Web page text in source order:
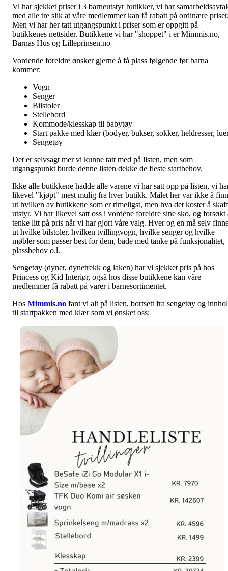
Vi har sjekket priser i 3 barneutstyr butikker, vi har
med alle tre slik at våre medlemmer kan få rabatt på ordinære
Men vi har her tatt utgangspunkt i priser som er oppgitt på
butikkenes nettsider. Butikkene vi har "shoppet" i er Mimmis.no,
Barnas Hus og Lilleprinsen.no
Vordende foreldre ønsker gjerne å få plass følgende før barna
kommer:
Vogn
Senger
Bilstoler
Stellebord
Kommode/klesskap til babytøy
Start pakke med klær (bodyer, bukser, sokker, heldresser,
Sengetøy
Det er selvsagt mer vi kunne tatt med på listen, men som
utgangspunkt burde denne listen dekke de fleste startbehov.
Ikke alle butikkene hadde alle varene vi har satt opp på listen, vi
likevel "kjøpt" mest mulig fra hver butikk. Målet her var ikke å
ut hvilken av butikkene som er rimeligst, men hva det koster å
utstyr. Vi har likevel satt oss i vordene foreldre sine sko, og forsøkt
tenke litt på pris når vi har gjort våre valg. Hver og en må selv
ut hvilke bilstoler, hvilken tvillingvogn, hvilke senger og hvilke
møbler som passer best for dem, både med tanke på funksjonalitet,
plassbehov o.l.
Sengetøy (dyner, dynetrekk og laken) har vi sjekket pris på hos
Princess og Kid Interiør, også hos disse butikkene kan våre
medlemmer få rabatt på varer i barnesortimentet.
Hos Mimmis.no fant vi alt på listen, bortsett fra sengetøy og
til startpakken med klær som vi ønsket oss: